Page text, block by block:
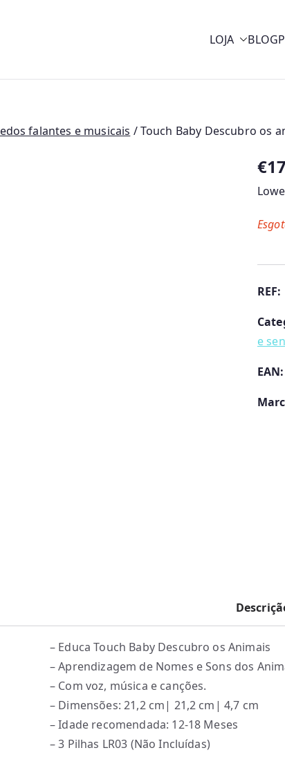
LOJA BLOG
falantes e musicais / Touch Baby Descubro os
€
REF:
e
EAN:
– Educa Touch Baby Descubro os Animais
– Aprendizagem de Nomes e Sons dos
– Com voz, música e canções.
– Dimensões: 21,2 cm| 21,2 cm| 4,7 cm
– Idade recomendada: 12-18 Meses
– 3 Pilhas LR03 (Não Incluídas)